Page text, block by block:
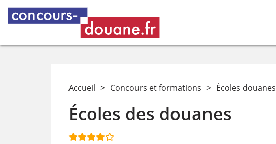
Accueil > Concours et formations > Écoles douanes
Écoles des douanes